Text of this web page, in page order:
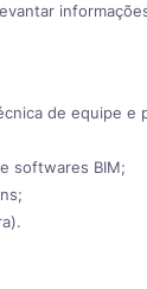
de equipe e
softwares BIM;